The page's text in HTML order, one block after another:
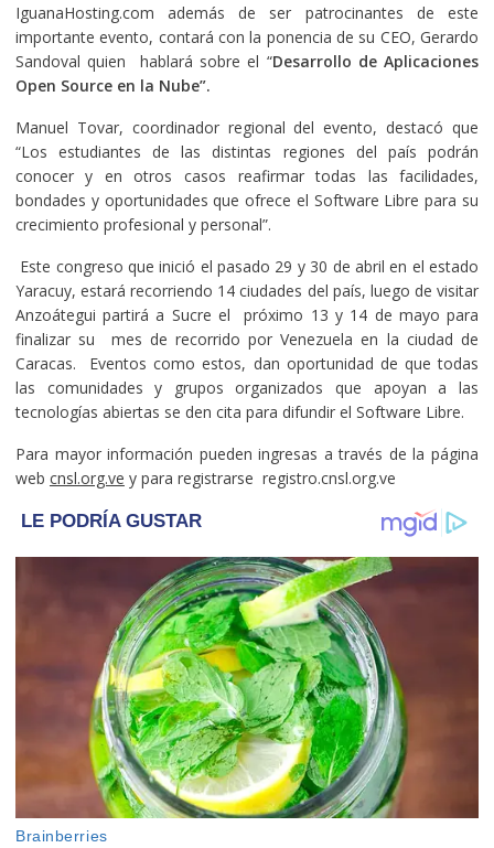
IguanaHosting.com además de ser patrocinantes de este
importante evento, contará con la ponencia de su CEO, Gerardo
Sandoval quien hablará sobre el “Desarrollo de Aplicaciones
Open Source en la Nube”.
Manuel Tovar, coordinador regional del evento, destacó que
“Los estudiantes de las distintas regiones del país podrán
conocer y en otros casos reafirmar todas las facilidades,
bondades y oportunidades que ofrece el Software Libre para su
crecimiento profesional y personal”.
Este congreso que inició el pasado 29 y 30 de abril en el estado
Yaracuy, estará recorriendo 14 ciudades del país, luego de visitar
Anzoátegui partirá a Sucre el próximo 13 y 14 de mayo para
finalizar su mes de recorrido por Venezuela en la ciudad de
Caracas. Eventos como estos, dan oportunidad de que todas
las comunidades y grupos organizados que apoyan a las
tecnologías abiertas se den cita para difundir el Software Libre.
Para mayor información pueden ingresas a través de la página
web cnsl.org.ve y para registrarse registro.cnsl.org.ve